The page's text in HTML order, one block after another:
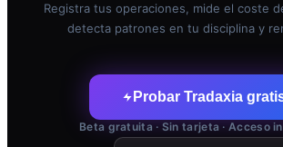
Registra tus operaciones, mide el coste
detecta patrones en tu disciplina y
Probar Tradaxia
Beta gratuita · Sin tarjeta · Acceso